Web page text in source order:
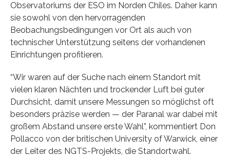
Observatoriums der ESO im Norden Chiles. Daher kann
sie sowohl von den hervorragenden
Beobachungsbedingungen vor Ort als auch von
technischer Unterstützung seitens der vorhandenen
Einrichtungen profitieren.
“Wir waren auf der Suche nach einem Standort mit
vielen klaren Nächten und trockender Luft bei guter
Durchsicht, damit unsere Messungen so möglichst oft
besonders präzise werden — der Paranal war dabei mit
großem Abstand unsere erste Wahl”, kommentiert Don
Pollacco von der britischen University of Warwick, einer
der Leiter des NGTS-Projekts, die Standortwahl.